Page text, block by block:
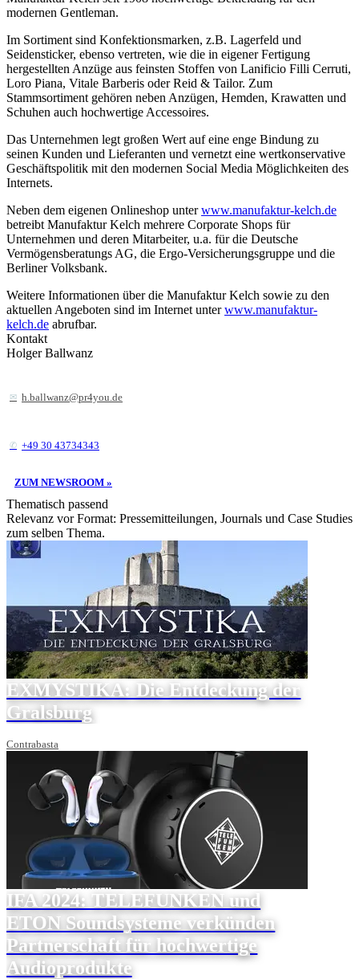
modernen Gentleman.
Im Sortiment sind Konfektionsmarken, z.B. Lagerfeld und
Seidensticker, ebenso vertreten, wie die in eigener Fertigung
hergestellten Anzüge aus feinsten Stoffen von Lanificio Filli Cerruti,
Loro Piana, Vitale Barberis oder Reid & Tailor. Zum
Stammsortiment gehören neben Anzügen, Hemden, Krawatten und
Schuhen auch hochwertige Accessoires.
Das Unternehmen legt großen Wert auf eine enge Bindung zu
seinen Kunden und Lieferanten und vernetzt eine wertkonservative
Geschäftspolitik mit den modernen Social Media Möglichkeiten des
Internets.
Neben dem eigenen Onlineshop unterwww.manufaktur-kelch.de
betreibt Manufaktur Kelch mehrere Corporate Shops für
Unternehmen und deren Mitarbeiter, u.a. für die Deutsche
Vermögensberatungs AG, die Ergo-Versicherungsgruppe und die
Berliner Volksbank.
Weitere Informationen über die Manufaktur Kelch sowie zu den
aktuellen Angeboten sind im Internet unterwww.manufaktur-
kelch.de abrufbar.
Kontakt
Holger Ballwanz
h.ballwanz@pr4you.de
+49 30 43734343
ZUM NEWSROOM »
Thematisch passend
Relevanz vor Format: Pressemitteilungen, Journals und Case Studies
zum selben Thema.
EXMYSTIKA: Die Entdeckung der
Gralsburg
Contrabasta
IFA 2024: TELEFUNKEN und
ETON Soundsysteme verkünden
Partnerschaft für hochwertige
Audioprodukte